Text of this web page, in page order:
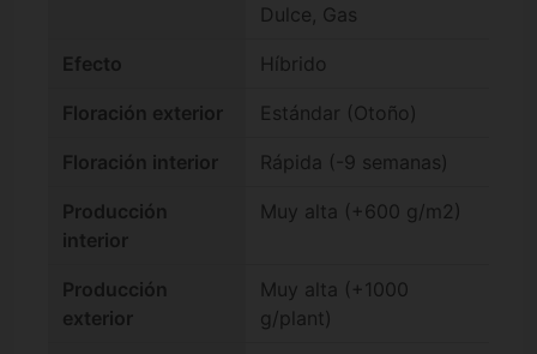
Dulce, Gas
Efecto Híbrido
Floración exterior Estándar (Otoño)
Floración interior Rápida (-9 semanas)
Producción
interior
Muy alta (+600 g/m2)
Producción
exterior
Muy alta (+1000
g/plant)